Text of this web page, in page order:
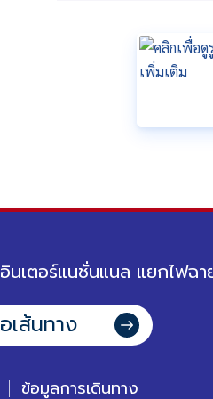
นเตอร์แนชั่นแนล แยกไฟฉา
เส้นทาง
ข้อมูลการเดินทาง